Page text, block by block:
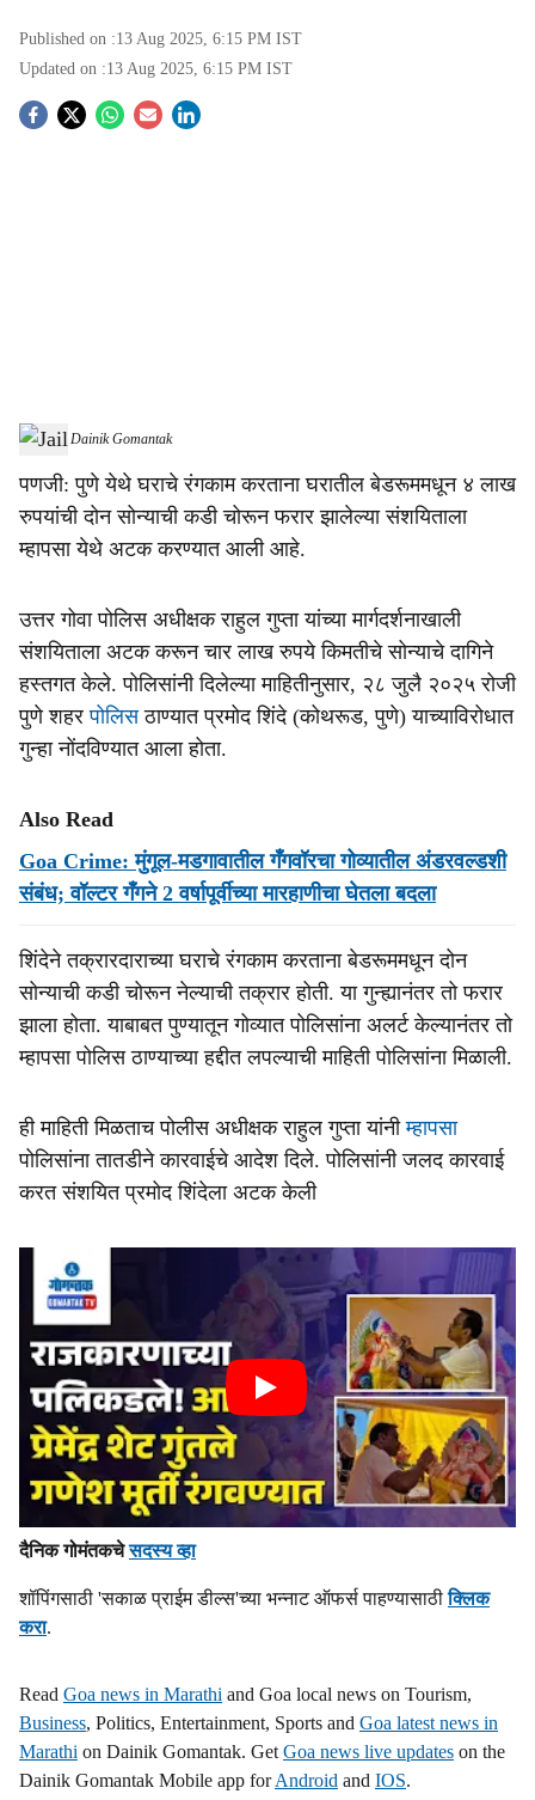
Published on :13 Aug 2025, 6:15 PM IST
Updated on :13 Aug 2025, 6:15 PM IST
S
a
r
Arrest- Dainik Gomantak
पणजी: पुणे येथे घराचे रंगकाम करताना घरातील बेडरूममधून ४ लाख
रुपयांची दोन सोन्याची कडी चोरून फरार झालेल्या संशयिताला
म्हापसा येथे अटक करण्यात आली आहे.
उत्तर गोवा पोलिस अधीक्षक राहुल गुप्ता यांच्या मार्गदर्शनाखाली
संशयिताला अटक करून चार लाख रुपये किमतीचे सोन्याचे दागिने
हस्तगत केले. पोलिसांनी दिलेल्या माहितीनुसार, २८ जुलै २०२५ रोजी
पुणे शहरपोलिसठाण्यात प्रमोद शिंदे (कोथरूड, पुणे) याच्याविरोधात
गुन्हा नोंदविण्यात आला होता.
Also Read
Goa Crime: मुंगूल-मडगावातील गँगवॉरचा गोव्यातील अंडरवल्डशी
संबंध; वॉल्टर गँगने 2 वर्षापूर्वीच्या मारहाणीचा घेतला बदला
शिंदेने तक्रारदाराच्या घराचे रंगकाम करताना बेडरूममधून दोन
सोन्याची कडी चोरून नेल्याची तक्रार होती. या गुन्ह्यानंतर तो फरार
झाला होता. याबाबत पुण्यातून गोव्यात पोलिसांना अलर्ट केल्यानंतर तो
म्हापसा पोलिस ठाण्याच्या हद्दीत लपल्याची माहिती पोलिसांना मिळाली.
ही माहिती मिळताच पोलीस अधीक्षक राहुल गुप्ता यांनीम्हापसा
पोलिसांना तातडीने कारवाईचे आदेश दिले. पोलिसांनी जलद कारवाई
करत संशयित प्रमोद शिंदेला अटक केली
दैनिक गोमंतकचेसदस्य व्हा
शॉपिंगसाठी 'सकाळ प्राईम डील्स'च्या भन्नाट ऑफर्स पाहण्यासाठीक्लिक
करा.
Read Goa news in Marathi and Goa local news on Tourism,
Business, Politics, Entertainment, Sports and Goa latest news in
Marathi on Dainik Gomantak. Get Goa news live updates on the
Dainik Gomantak Mobile app forAndroid and IOS.